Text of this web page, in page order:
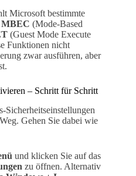
Microsoft bestimmte
MBEC (Mode-Based
(Guest Mode Execute
Funktionen nicht
zwar ausführen, aber
– Schritt für Schritt
Gehen Sie dabei wie
und klicken Sie auf das
zu öffnen. Alternativ